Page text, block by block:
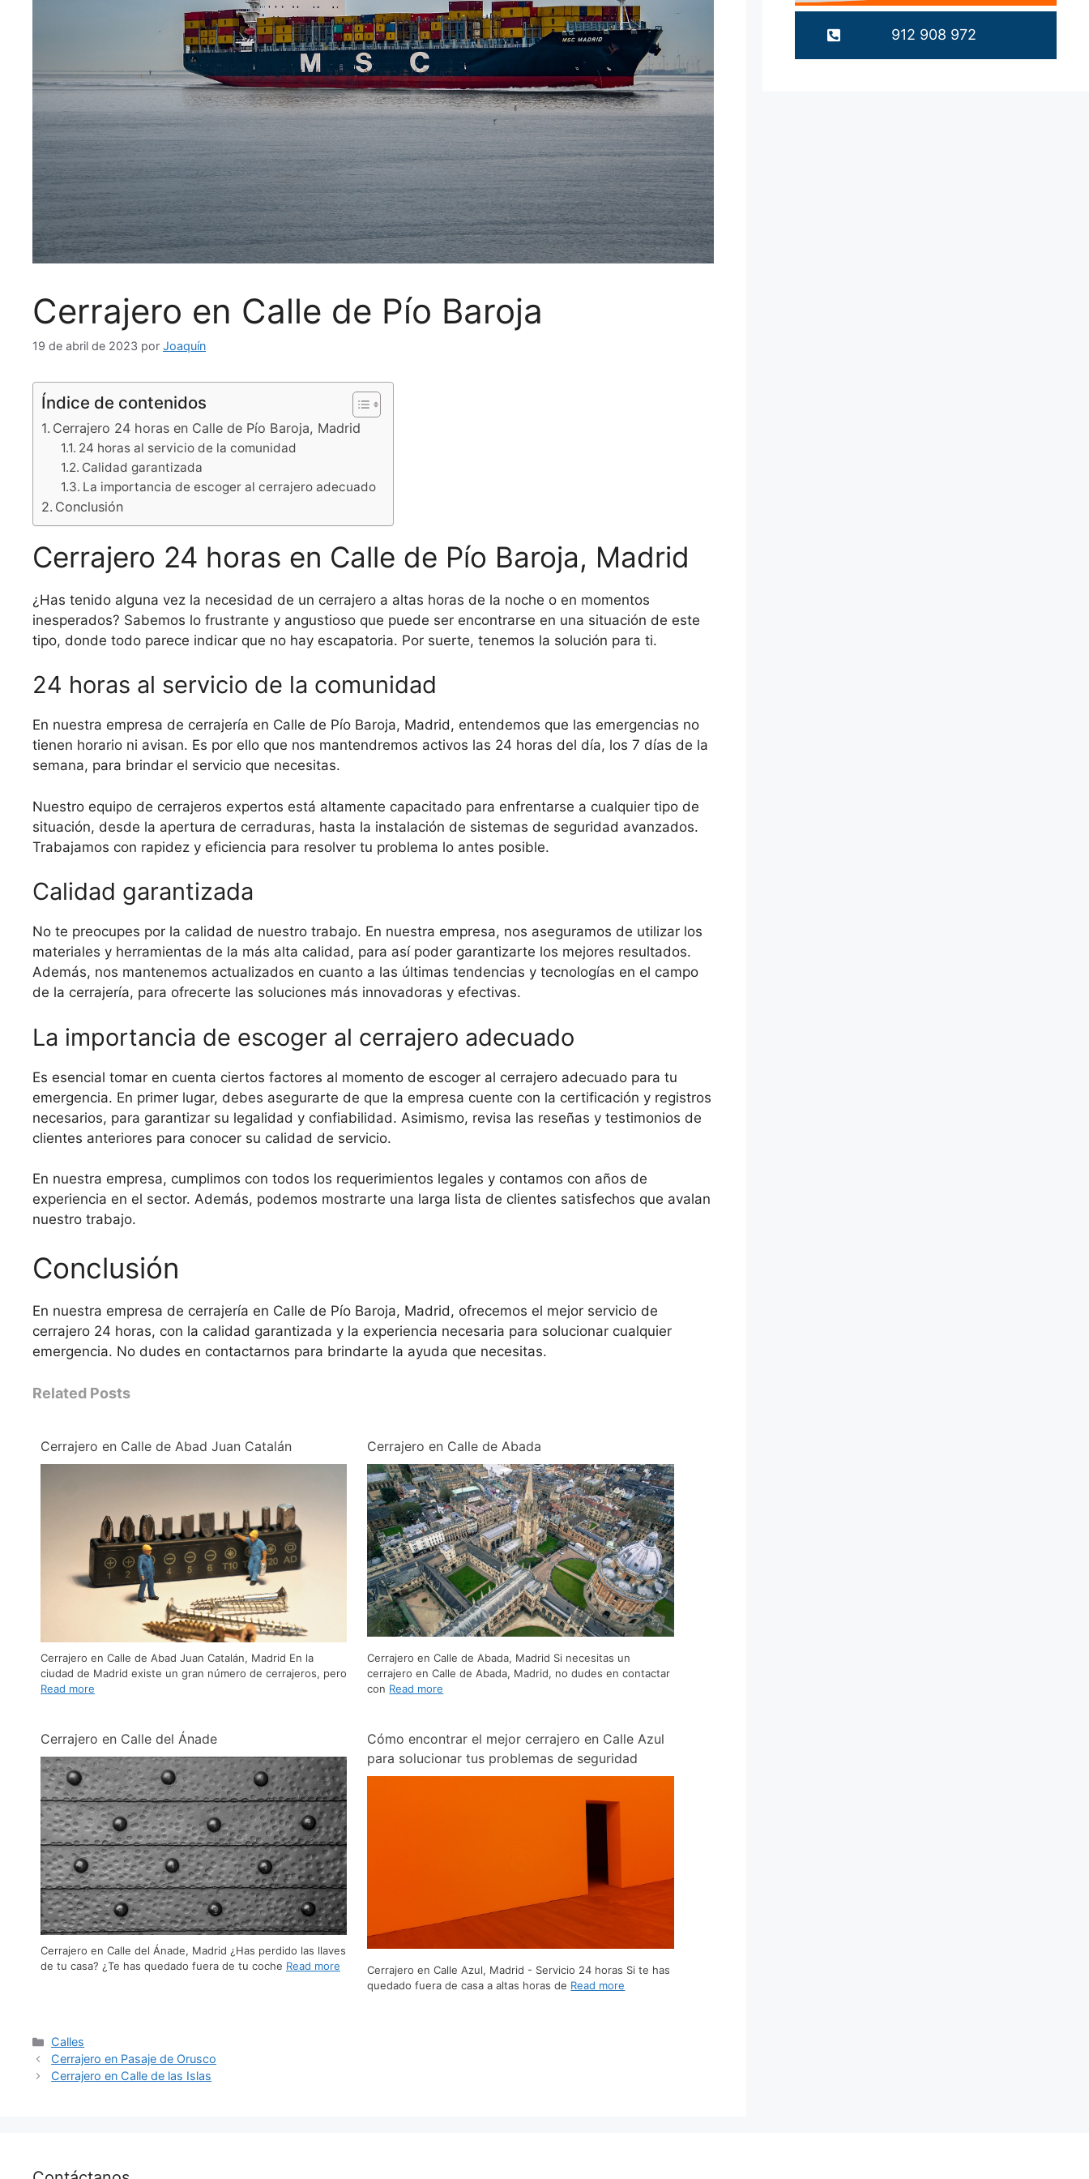
Cerrajero en Calle de Pío Baroja
19 de abril de 2023 por Joaquín
Índice de contenidos
Cerrajero 24 horas en Calle de Pío Baroja, Madrid
24 horas al servicio de la comunidad
Calidad garantizada
La importancia de escoger al cerrajero adecuado
Conclusión
Cerrajero 24 horas en Calle de Pío Baroja, Madrid
¿Has tenido alguna vez la necesidad de un cerrajero a altas horas de la noche o en momentos
inesperados? Sabemos lo frustrante y angustioso que puede ser encontrarse en una situación de este
tipo, donde todo parece indicar que no hay escapatoria. Por suerte, tenemos la solución para ti.
24 horas al servicio de la comunidad
En nuestra empresa de cerrajería en Calle de Pío Baroja, Madrid, entendemos que las emergencias no
tienen horario ni avisan. Es por ello que nos mantendremos activos las 24 horas del día, los 7 días de la
semana, para brindar el servicio que necesitas.
Nuestro equipo de cerrajeros expertos está altamente capacitado para enfrentarse a cualquier tipo de
situación, desde la apertura de cerraduras, hasta la instalación de sistemas de seguridad avanzados.
Trabajamos con rapidez y eficiencia para resolver tu problema lo antes posible.
Calidad garantizada
No te preocupes por la calidad de nuestro trabajo. En nuestra empresa, nos aseguramos de utilizar los
materiales y herramientas de la más alta calidad, para así poder garantizarte los mejores resultados.
Además, nos mantenemos actualizados en cuanto a las últimas tendencias y tecnologías en el campo
de la cerrajería, para ofrecerte las soluciones más innovadoras y efectivas.
La importancia de escoger al cerrajero adecuado
Es esencial tomar en cuenta ciertos factores al momento de escoger al cerrajero adecuado para tu
emergencia. En primer lugar, debes asegurarte de que la empresa cuente con la certificación y registros
necesarios, para garantizar su legalidad y confiabilidad. Asimismo, revisa las reseñas y testimonios de
clientes anteriores para conocer su calidad de servicio.
En nuestra empresa, cumplimos con todos los requerimientos legales y contamos con años de
experiencia en el sector. Además, podemos mostrarte una larga lista de clientes satisfechos que avalan
nuestro trabajo.
Conclusión
En nuestra empresa de cerrajería en Calle de Pío Baroja, Madrid, ofrecemos el mejor servicio de
cerrajero 24 horas, con la calidad garantizada y la experiencia necesaria para solucionar cualquier
emergencia. No dudes en contactarnos para brindarte la ayuda que necesitas.
Related Posts
Cerrajero en Calle de Abad Juan Catalán
Cerrajero en Calle de Abad Juan Catalán, Madrid En la
ciudad de Madrid existe un gran número de cerrajeros, pero
Read more
Cerrajero en Calle de Abada
Cerrajero en Calle de Abada, Madrid Si necesitas un
cerrajero en Calle de Abada, Madrid, no dudes en contactar
con Read more
Cerrajero en Calle del Ánade
Cerrajero en Calle del Ánade, Madrid ¿Has perdido las llaves
de tu casa? ¿Te has quedado fuera de tu coche Read more
Cómo encontrar el mejor cerrajero en Calle Azul
para solucionar tus problemas de seguridad
Cerrajero en Calle Azul, Madrid - Servicio 24 horas Si te has
quedado fuera de casa a altas horas de Read more
Calles
Cerrajero en Pasaje de Orusco
Cerrajero en Calle de las Islas
912 908 972